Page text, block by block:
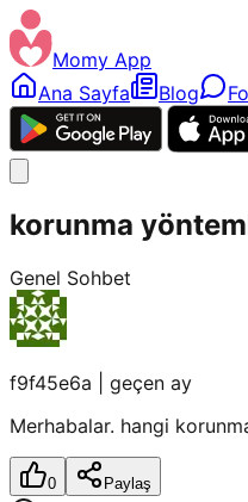
Momy App
Ana Sayfa
Blog
korunma
Genel Sohbet
f9f45e6a
geçen ay
Merhabalar. hangi
0 Paylaş